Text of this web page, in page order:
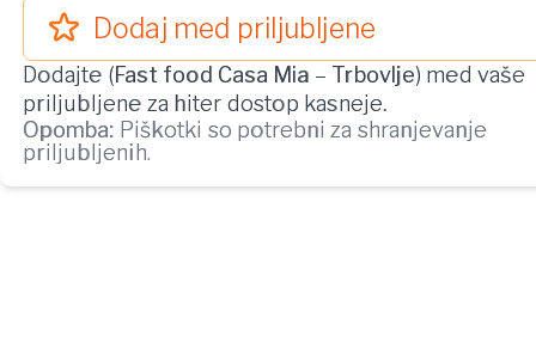
Dodaj med priljubljene
Dodajte (Fast food Casa Mia – Trbovlje) med vaše
priljubljene za hiter dostop kasneje.
Opomba: Piškotki so potrebni za shranjevanje
priljubljenih.